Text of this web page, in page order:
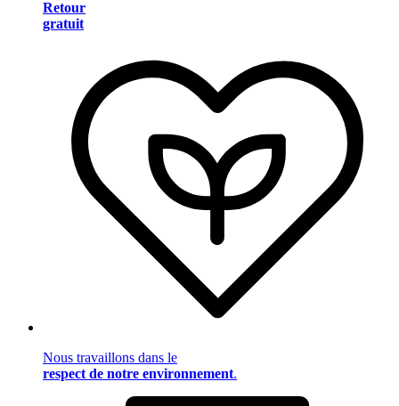
Retour
gratuit
Nous travaillons dans le
respect de notre environnement.